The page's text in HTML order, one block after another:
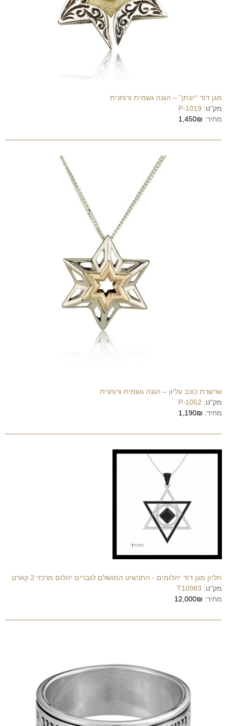
מגן דוד “יונתן” – הגנה גשמית ורוחנית
מק"ט: P-1019
מחיר: 1,450₪
שרשרת כוכב עליון – הגנה גשמית ורוחנית
מק"ט: P-1052
מחיר: 1,190₪
תליון מגן דוד יהלומים - התכשיט המושלם לגברים יהלום מרכזי 2 קארט
מק"ט: T10983‏
מחיר: 12,000₪